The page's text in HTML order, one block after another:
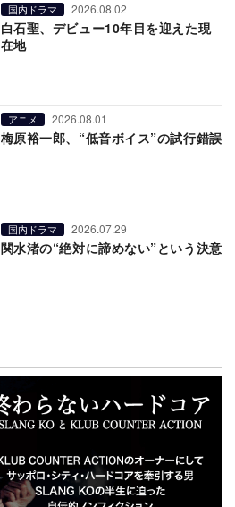
国内ドラマ 2026.08.02
白石聖、デビュー10年目を迎えた現
在地
アニメ 2026.08.01
梅原裕一郎、“低音ボイス”の試行錯誤
国内ドラマ 2026.07.29
関水渚の“絶対に諦めない”という決意